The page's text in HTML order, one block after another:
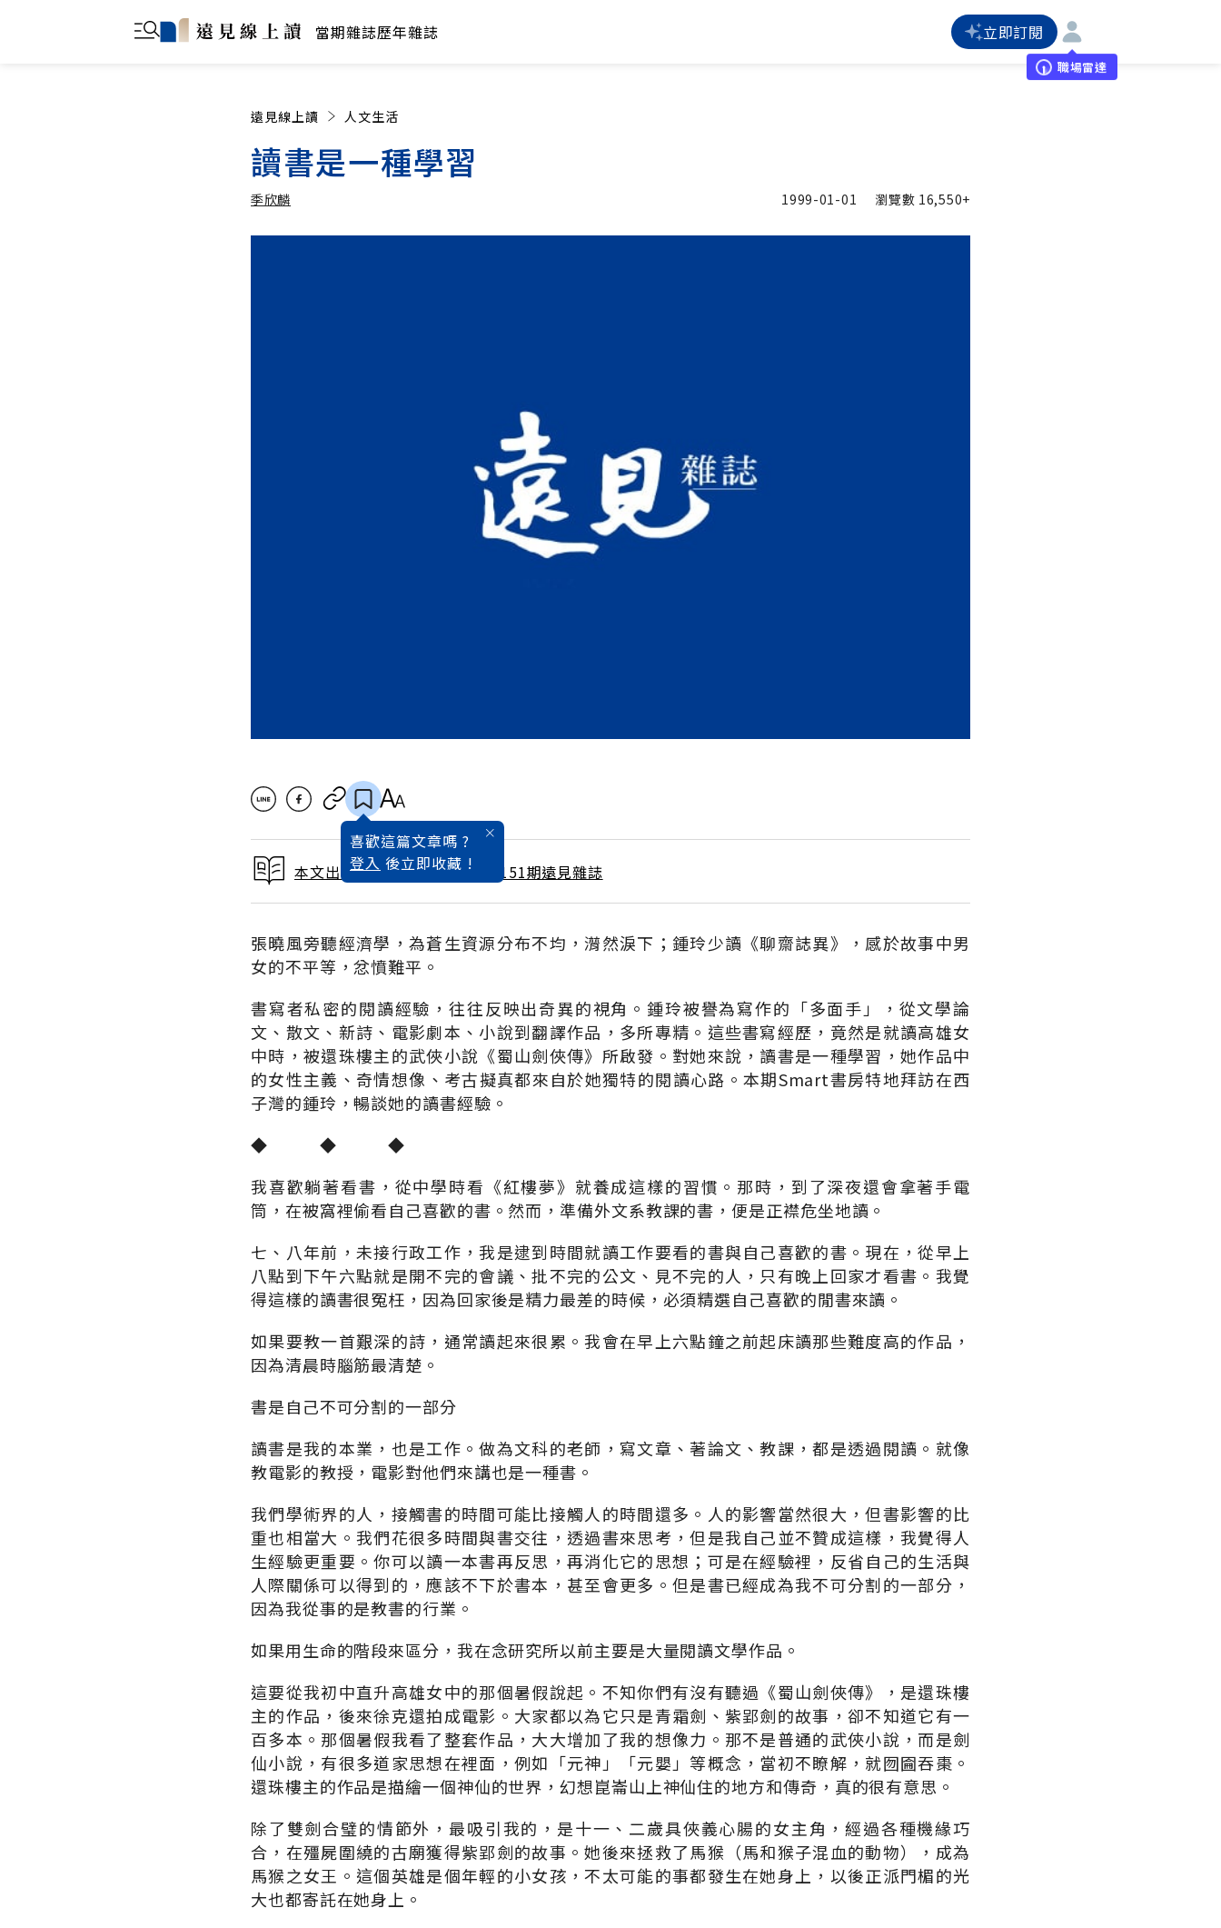
當期雜誌歷年雜誌 立即訂閱
職場雷達
遠見線上讀 人文生活
讀書是一種學習
季欣麟 1999-01-01 瀏覽數 16,550+
喜歡這篇文章嗎 ?
登入 後立即收藏 !
本文出自 1999 / 1月號雜誌 第151期遠見雜誌
張曉風旁聽經濟學，為蒼生資源分布不均，潸然淚下；鍾玲少讀《聊齋誌異》，感於故事中男
女的不平等，忿憤難平。
書寫者私密的閱讀經驗，往往反映出奇異的視角。鍾玲被譽為寫作的「多面手」，從文學論
文、散文、新詩、電影劇本、小說到翻譯作品，多所專精。這些書寫經歷，竟然是就讀高雄女
中時，被還珠樓主的武俠小說《蜀山劍俠傳》所啟發。對她來說，讀書是一種學習，她作品中
的女性主義、奇情想像、考古擬真都來自於她獨特的閱讀心路。本期Smart書房特地拜訪在西
子灣的鍾玲，暢談她的讀書經驗。
◆ ◆ ◆
我喜歡躺著看書，從中學時看《紅樓夢》就養成這樣的習慣。那時，到了深夜還會拿著手電
筒，在被窩裡偷看自己喜歡的書。然而，準備外文系教課的書，便是正襟危坐地讀。
七、八年前，未接行政工作，我是逮到時間就讀工作要看的書與自己喜歡的書。現在，從早上
八點到下午六點就是開不完的會議、批不完的公文、見不完的人，只有晚上回家才看書。我覺
得這樣的讀書很冤枉，因為回家後是精力最差的時候，必須精選自己喜歡的閒書來讀。
如果要教一首艱深的詩，通常讀起來很累。我會在早上六點鐘之前起床讀那些難度高的作品，
因為清晨時腦筋最清楚。
書是自己不可分割的一部分
讀書是我的本業，也是工作。做為文科的老師，寫文章、著論文、教課，都是透過閱讀。就像
教電影的教授，電影對他們來講也是一種書。
我們學術界的人，接觸書的時間可能比接觸人的時間還多。人的影響當然很大，但書影響的比
重也相當大。我們花很多時間與書交往，透過書來思考，但是我自己並不贊成這樣，我覺得人
生經驗更重要。你可以讀一本書再反思，再消化它的思想；可是在經驗裡，反省自己的生活與
人際關係可以得到的，應該不下於書本，甚至會更多。但是書已經成為我不可分割的一部分，
因為我從事的是教書的行業。
如果用生命的階段來區分，我在念研究所以前主要是大量閱讀文學作品。
這要從我初中直升高雄女中的那個暑假說起。不知你們有沒有聽過《蜀山劍俠傳》，是還珠樓
主的作品，後來徐克還拍成電影。大家都以為它只是青霜劍、紫郢劍的故事，卻不知道它有一
百多本。那個暑假我看了整套作品，大大增加了我的想像力。那不是普通的武俠小說，而是劍
仙小說，有很多道家思想在裡面，例如「元神」「元嬰」等概念，當初不瞭解，就囫圇吞棗。
還珠樓主的作品是描繪一個神仙的世界，幻想崑崙山上神仙住的地方和傳奇，真的很有意思。
除了雙劍合璧的情節外，最吸引我的，是十一、二歲具俠義心腸的女主角，經過各種機緣巧
合，在殭屍圍繞的古廟獲得紫郢劍的故事。她後來拯救了馬猴（馬和猴子混血的動物），成為
馬猴之女王。這個英雄是個年輕的小女孩，不太可能的事都發生在她身上，以後正派門楣的光
大也都寄託在她身上。